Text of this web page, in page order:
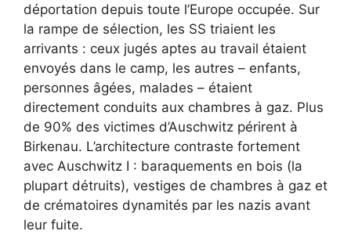
déportation depuis toute l’Europe occupée. Sur
la rampe de sélection, les SS triaient les
arrivants : ceux jugés aptes au travail étaient
envoyés dans le camp, les autres – enfants,
personnes âgées, malades – étaient
directement conduits aux chambres à gaz. Plus
de 90% des victimes d’Auschwitz périrent à
Birkenau. L’architecture contraste fortement
avec Auschwitz I : baraquements en bois (la
plupart détruits), vestiges de chambres à gaz et
de crématoires dynamités par les nazis avant
leur fuite.